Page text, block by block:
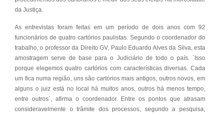
da Justiça.
As entrevistas foram feitas em um período de dois anos com 92
funcionários de quatro cartórios paulistas. Segundo o coordenador do
trabalho, o professor da Direito GV, Paulo Eduardo Alves da Silva, esta
amostragem serve de base para o Judiciário de todo o país. `Isso
porque elegemos quatro cartórios com características diversas. Cada
um fica numa região, uns são cartórios mais antigos, outros novos, em
alguns o juiz está no local há muitos anos, outros há menos tempo,
entre outros`, afirma o coordenador. Entre os pontos que atrasam
consideravelmente o trâmite dos processos, segundo a pesquisa,